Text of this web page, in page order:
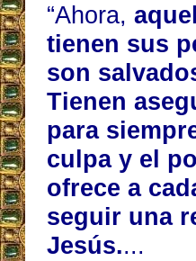
“Ahora,
tienen sus
son
Tienen
para
culpa y el
ofrece a
seguir una
Jesús....